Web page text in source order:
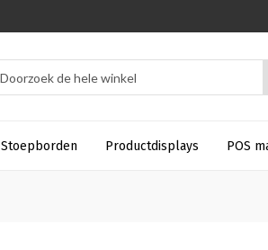
Stoepborden Productdisplays POS